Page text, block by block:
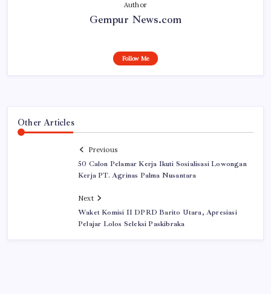
Author
Gempur News.com
Follow Me
Other Articles
Previous
50 Calon Pelamar Kerja Ikuti Sosialisasi Lowongan
Kerja PT. Agrinas Palma Nusantara
Next
Waket Komisi II DPRD Barito Utara, Apresiasi
Pelajar Lolos Seleksi Paskibraka